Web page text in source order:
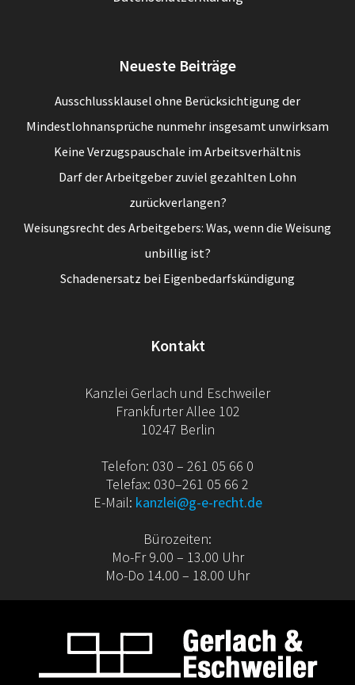
Neueste Beiträge
Ausschlussklausel ohne Berücksichtigung der
Mindestlohnansprüche nunmehr insgesamt unwirksam
Keine Verzugspauschale im Arbeitsverhältnis
Darf der Arbeitgeber zuviel gezahlten Lohn
zurückverlangen?
Weisungsrecht des Arbeitgebers: Was, wenn die Weisung
unbillig ist?
Schadenersatz bei Eigenbedarfskündigung
Kontakt
Kanzlei Gerlach und Eschweiler
Frankfurter Allee 102
10247 Berlin
Telefon: 030 – 261 05 66 0
Telefax: 030–261 05 66 2
E-Mail: kanzlei@g-e-recht.de
Bürozeiten:
Mo-Fr 9.00 – 13.00 Uhr
Mo-Do 14.00 – 18.00 Uhr